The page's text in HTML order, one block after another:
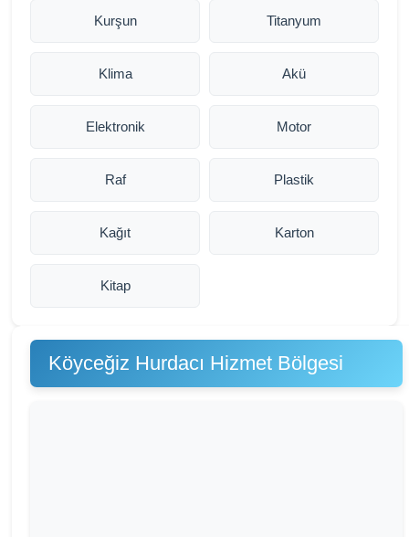
Kurşun Titanyum
Klima Akü
Elektronik Motor
Raf Plastik
Kağıt Karton
Kitap
Köyceğiz Hurdacı Hizmet Bölgesi